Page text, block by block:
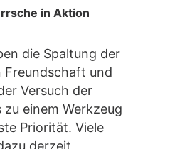
in Aktion
die Spaltung der
Freundschaft und
Versuch der
einem Werkzeug
Priorität. Viele
derzeit